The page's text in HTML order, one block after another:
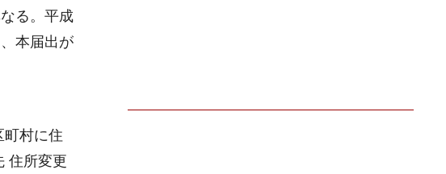
る。平成
本届出が
町村に住
住所変更